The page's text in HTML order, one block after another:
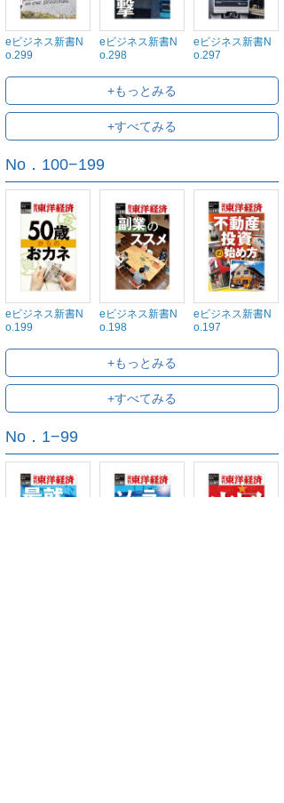
eビジネス新書N
o.299
eビジネス新書N
o.298
eビジネス新書N
o.297
+もっとみる
+すべてみる
No．100−199
eビジネス新書N
o.199
eビジネス新書N
o.198
eビジネス新書N
o.197
+もっとみる
+すべてみる
No．1−99